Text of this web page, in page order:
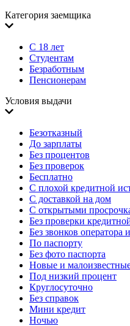
Категория заемщика
С 18 лет
Студентам
Безработным
Пенсионерам
Условия выдачи
Безотказный
До зарплаты
Без процентов
Без проверок
Бесплатно
С плохой кредитной
С доставкой на дом
С открытыми
Без проверки
Без звонков оператора
По паспорту
Без фото паспорта
Новые и
Под низкий процент
Круглосуточно
Без справок
Мини кредит
Ночью